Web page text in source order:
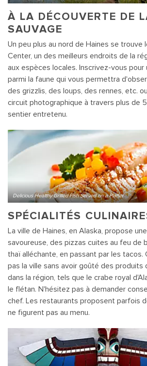
À LA DÉCOUVERTE DE
SAUVAGE
Un peu plus au nord de Haines se trouve
Center, un des meilleurs endroits de la
aux espèces locales. Inscrivez-vous pour
parmi la faune qui vous permettra
des grizzlis, des loups, des rennes, etc.
circuit photographique à travers plus de
sentier entretenu.
Delicious Healthy Grilled Fish Served on a Platter
SPÉCIALITÉS
La ville de Haines, en Alaska, propose
savoureuse, des pizzas cuites au feu de
thaï alléchante, en passant par les tacos.
pas la ville sans avoir goûté des produits
dans la région, tels que le crabe royal
le flétan. N'hésitez pas à demander
chef. Les restaurants proposent parfois
ne figurent pas au menu.